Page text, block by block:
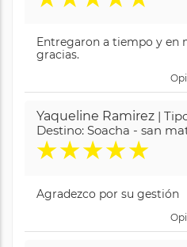
Entregaron a tiempo y en
gracias.
Yaqueline Ramirez |
Destino: Soacha - san
★★★★★
Agradezco por su gestión